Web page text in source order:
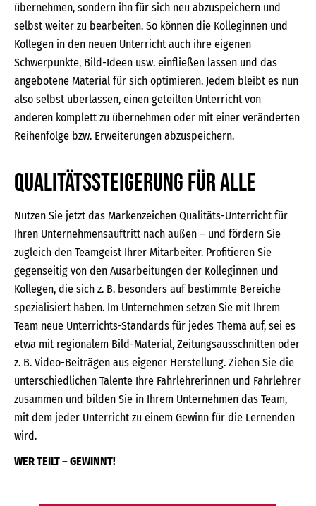
übernehmen, sondern ihn für sich neu abzuspeichern und
selbst weiter zu bearbeiten. So können die Kolleginnen und
Kollegen in den neuen Unterricht auch ihre eigenen
Schwerpunkte, Bild-Ideen usw. einfließen lassen und das
angebotene Material für sich optimieren. Jedem bleibt es nun
also selbst überlassen, einen geteilten Unterricht von
anderen komplett zu übernehmen oder mit einer veränderten
Reihenfolge bzw. Erweiterungen abzuspeichern.
Qualitätssteigerung für alle
Nutzen Sie jetzt das Markenzeichen Qualitäts-Unterricht für
Ihren Unternehmensauftritt nach außen – und fördern Sie
zugleich den Teamgeist Ihrer Mitarbeiter. Profitieren Sie
gegenseitig von den Ausarbeitungen der Kolleginnen und
Kollegen, die sich z. B. besonders auf bestimmte Bereiche
spezialisiert haben. Im Unternehmen setzen Sie mit Ihrem
Team neue Unterrichts-Standards für jedes Thema auf, sei es
etwa mit regionalem Bild-Material, Zeitungsausschnitten oder
z. B. Video-Beiträgen aus eigener Herstellung. Ziehen Sie die
unterschiedlichen Talente Ihre Fahrlehrerinnen und Fahrlehrer
zusammen und bilden Sie in Ihrem Unternehmen das Team,
mit dem jeder Unterricht zu einem Gewinn für die Lernenden
wird.
WER TEILT – GEWINNT!